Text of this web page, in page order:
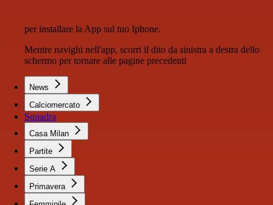
per installare la App sul tuo Iphone.
Mentre navighi nell'app, scorri il dito da sinistra a destra dello
schermo per tornare alle pagine precedenti
News
Calciomercato
Squadra
Casa Milan
Partite
Serie A
Primavera